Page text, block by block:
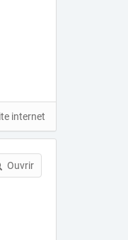
internet
Ouvrir